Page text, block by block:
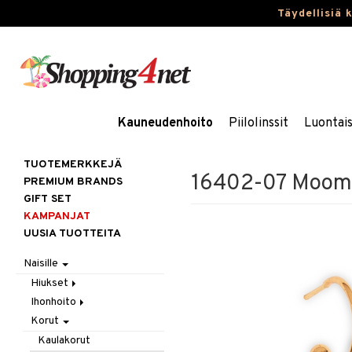
Täydellisiä
Kauneudenhoito Piilolinssit
16402-07
TUOTEMERKKEJÄ
PREMIUM BRANDS
GIFT SET
KAMPANJAT
UUSIA TUOTTEITA
Naisille
Hiukset
Gift Set
Harjat / Kammat
Hiuskuurit
Ihonhoito
Aurinkotuotteet
Erikoistuotteet
Korut
Kaulakorut